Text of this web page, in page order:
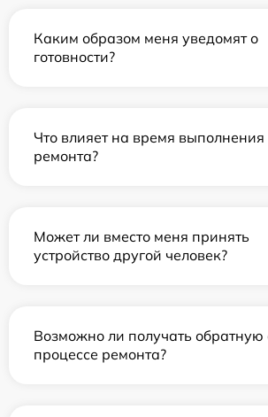
Каким образом меня уведомят о
готовности?
Что влияет на время выполнения
ремонта?
Может ли вместо меня принять
устройство другой человек?
Возможно ли получать обратную
процессе ремонта?